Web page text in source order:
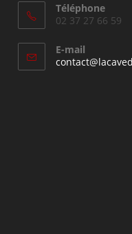
Téléphone
02 37 27 66 59
E-mail